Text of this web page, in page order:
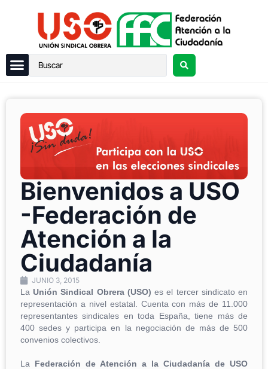
Bienvenidos a USO
-Federación de
Atención a la
Ciudadanía
JUNIO 3, 2015
La Unión Sindical Obrera (USO) es el tercer sindicato en
representación a nivel estatal. Cuenta con más de 11.000
representantes sindicales en toda España, tiene más de
400 sedes y participa en la negociación de más de 500
convenios colectivos.
La Federación de Atención a la Ciudadanía de USO